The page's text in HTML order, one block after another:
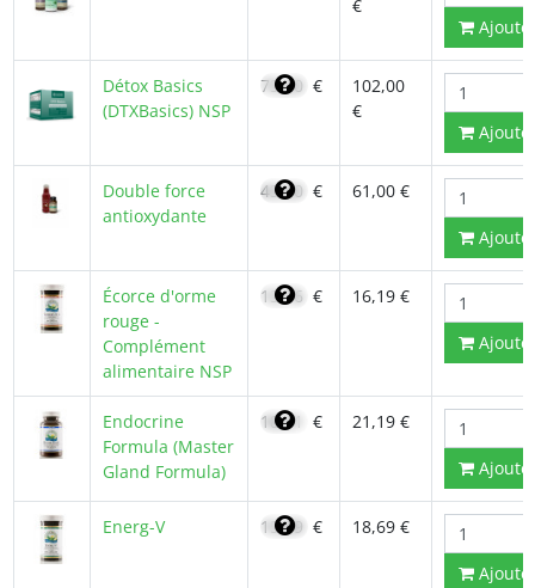
€
Détox Basics
(DTXBasics) NSP
73,20 €
102,00
€
Double force
antioxydante
43,60 € 61,00 €
Écorce d'orme
rouge -
Complément
alimentaire NSP
13,76 € 16,19 €
Endocrine
Formula (Master
Gland Formula)
18,01 € 21,19 €
Energ-V 15,89 € 18,69 €